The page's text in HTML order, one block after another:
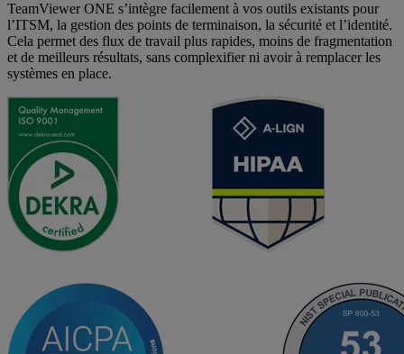
TeamViewer ONE s’intègre facilement à vos outils existants pour
l’ITSM, la gestion des points de terminaison, la sécurité et l’identité.
Cela permet des flux de travail plus rapides, moins de fragmentation
et de meilleurs résultats, sans complexifier ni avoir à remplacer les
systèmes en place.